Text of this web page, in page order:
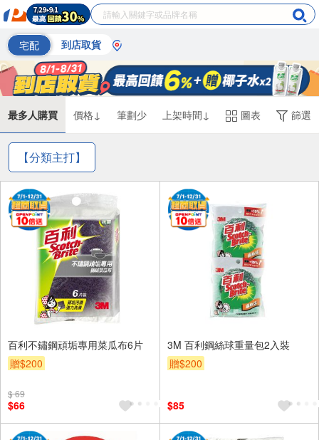
宅配 到店取貨
最多人購買 價格↓ 筆劃少 上架時間↓ 圖表 篩選
【分類主打】
百利不鏽鋼頑垢專用菜瓜布6片
贈$200
$ 69
$66
3M 百利鋼絲球重量包2入裝
贈$200
$85